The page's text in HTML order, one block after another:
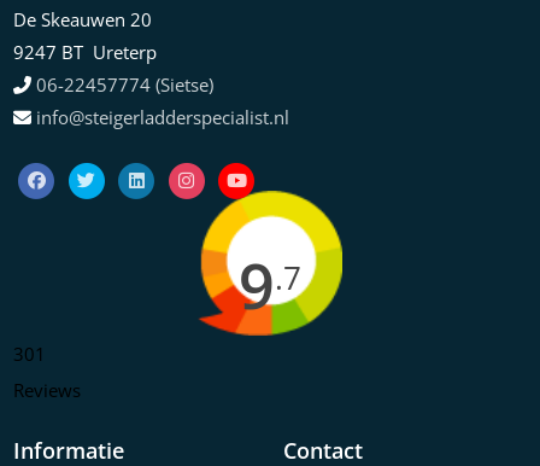
De Skeauwen 20
9247 BT Ureterp
06-22457774 (Sietse)
info@steigerladderspecialist.nl
9.7
301
Reviews
Informatie Contact